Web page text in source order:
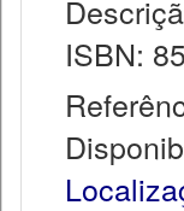
ISBN: